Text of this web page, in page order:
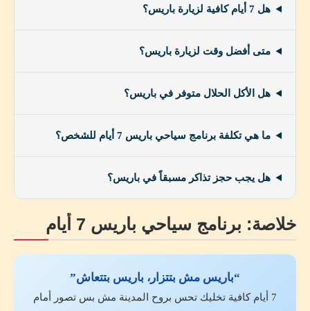
هل 7 أيام كافية لزيارة باريس؟
متى أفضل وقت لزيارة باريس؟
هل الأكل الحلال متوفر في باريس؟
ما هي تكلفة برنامج سياحي باريس 7 أيام للشخص؟
هل يجب حجز تذاكر مسبقاً في باريس؟
خلاصة: برنامج سياحي باريس 7 أيام
“باريس مش بتتزار، باريس بتتعاش”
7 أيام كافية تخليك تحس بروح المدينة مش بس تصور أمام